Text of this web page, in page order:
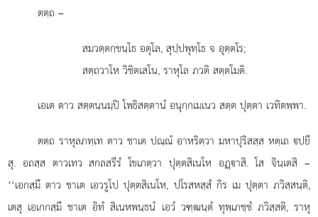
ตตฺถ–
สมวตฺตกฺขนฺโธ อตุโล, สุปฺปพุทฺโธ จ อุตฺตโร;
สตฺถวาโห วิชิตเสโน, ราหุโล ภวติ สตฺตโมติ.
เอเต ตาว สตฺตนฺนมฺปิ โพธิสตฺตานํ อนุกฺกเมเนว สตฺต ปุตฺตา เวทิตพฺพา.
ตตฺถ ราหุลภทฺเท ตาว ชาเต ปณฺณํ อาหริตฺวา มหาปุริสสฺส หตฺเถ ปยึ
สุ. อถสฺส ตาวเทว สกลสรีรํ โขเภตฺวา ปุตฺตสิเนโห อฏฺาสิ. โส จินฺเตสิ –
‘‘เอกสฺมึ ตาว ชาเต เอวรูโป ปุตฺตสิเนโห, ปโรสหสฺสํ กิร เม ปุตฺตา ภวิสฺสนฺติ,
เตสุ เอเกกสฺมึ ชาเต อิทํ สิเนหพนฺธนํ เอวํ วฑฺฒนฺตํ ทุพฺเภชฺชํ ภวิสฺสติ, ราหุ